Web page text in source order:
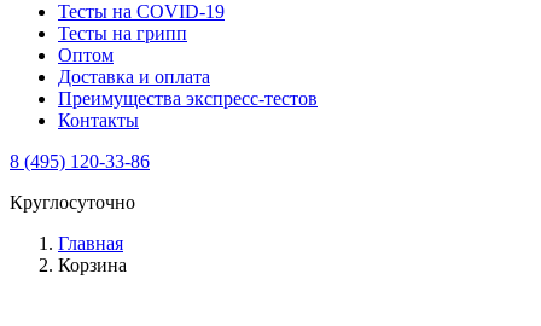
Тесты на COVID-19
Тесты на грипп
Оптом
Доставка и оплата
Преимущества экспресс-тестов
Контакты
8 (495) 120-33-86
Круглосуточно
Главная
Корзина